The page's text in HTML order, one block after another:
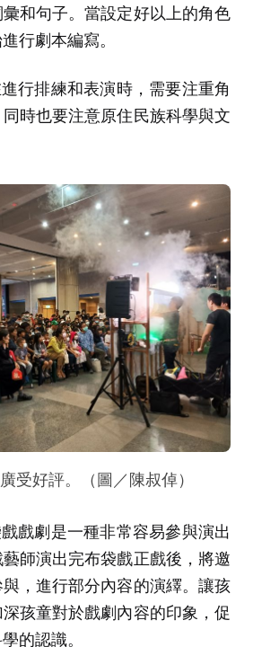
和句子。當設定好以上的角色
行劇本編寫。
行排練和表演時，需要注重角
時也要注意原住民族科學與文
受好評。（圖／陳叔倬）
戲劇是一種非常容易參與演出
師演出完布袋戲正戲後，將邀
，進行部分內容的演繹。讓孩
孩童對於戲劇內容的印象，促
的認識。